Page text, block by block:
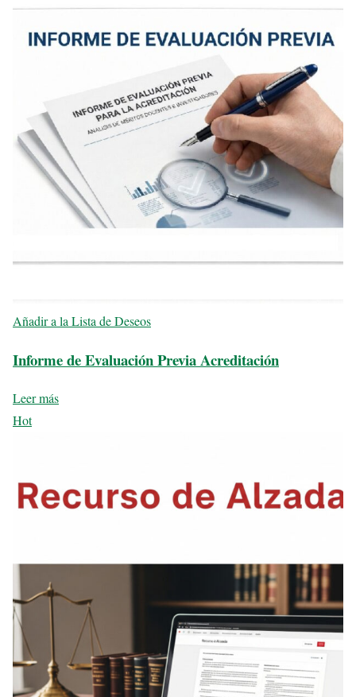
Añadir a la Lista de Deseos
Informe de Evaluación Previa Acreditación
Leer más
Hot